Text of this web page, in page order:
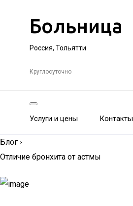
Больница
Россия, Тольятти
Круглосуточно
Услуги и цены Контакты
Блог ›
Отличие бронхита от астмы